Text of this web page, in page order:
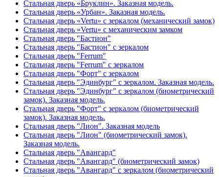
Стальная дверь «Бруклин». Заказная модель.
Стальная дверь «Урбан». Заказная модель.
Стальная дверь «Vertu» с зеркалом (механический замок)
Стальная дверь «Vertu» с механическим замком
Стальная дверь "Бастион"
Стальная дверь "Бастион" с зеркалом
Стальная дверь "Ferrum"
Стальная дверь "Ferrum" с зеркалом
Стальная дверь "Форт" с зеркалом
Стальная дверь "Эдинбург" с зеркалом. Заказная модель.
Стальная дверь "Эдинбург" с зеркалом (биометрический
замок). Заказная модель.
Стальная дверь "Форт" с зеркалом (биометрический
замок). Заказная модель.
Стальная дверь "Лион". Заказная модель
Стальная дверь "Лион" (биометрический замок).
Заказная модель.
Стальная дверь "Авангард"
Стальная дверь "Авангард" (биометрический замок)
Стальная дверь "Авангард" с зеркалом (биометрический